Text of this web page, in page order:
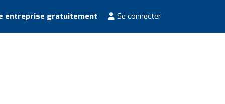
entreprise gratuitement Se connecter